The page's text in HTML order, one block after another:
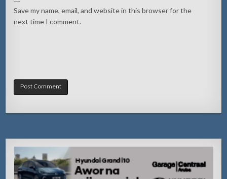
Save my name, email, and website in this browser for the
next time I comment.